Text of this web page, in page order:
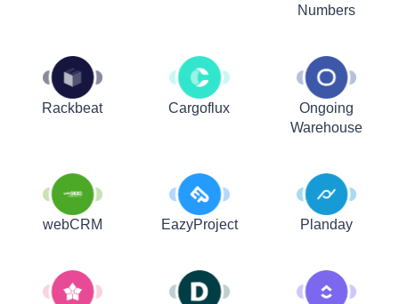
Numbers
Rackbeat Cargoflux
Ongoing
Warehouse
webCRM EazyProject Planday